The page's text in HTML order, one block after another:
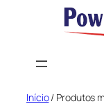
Início/ Produtos